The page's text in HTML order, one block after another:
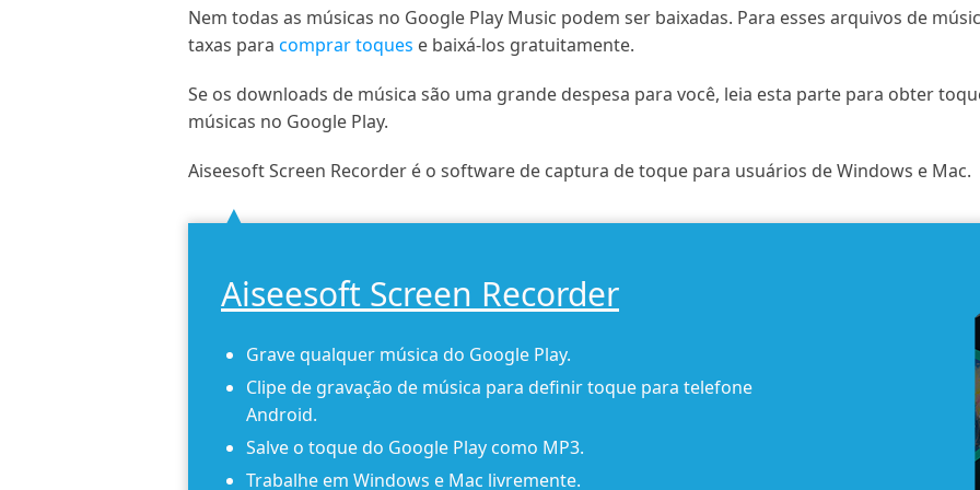
Nem todas as músicas no Google Play Music podem ser baixadas. Para esses arquivos de
taxas para comprar toques e baixá-los gratuitamente.
Se os downloads de música são uma grande despesa para você, leia esta parte para obter
músicas no Google Play.
Aiseesoft Screen Recorder é o software de captura de toque para usuários de Windows e Mac.
Aiseesoft Screen Recorder
Grave qualquer música do Google Play.
Clipe de gravação de música para definir toque para telefone
Android.
Salve o toque do Google Play como MP3.
Trabalhe em Windows e Mac livremente.